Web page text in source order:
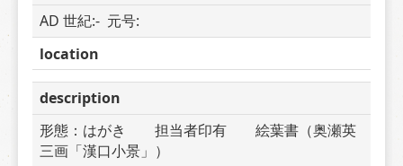
AD 世紀:-  元号:
location
description
形態：はがき　　担当者印有　　絵葉書（奥瀬英
三画「漢口小景」）